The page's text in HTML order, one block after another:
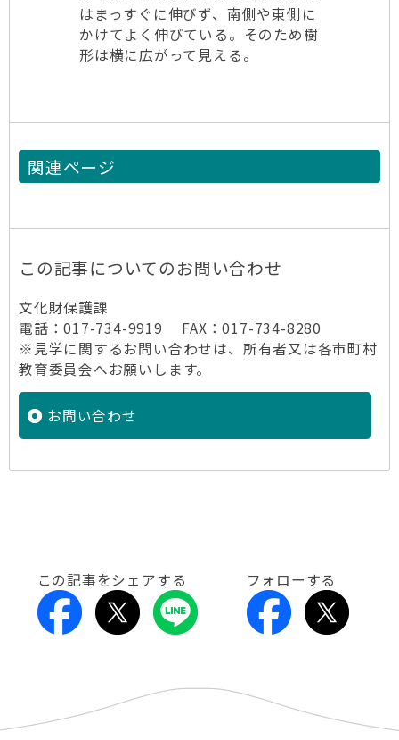
はまっすぐに伸びず、南側や東側に
かけてよく伸びている。そのため樹
形は横に広がって見える。
関連ページ
この記事についてのお問い合わせ
文化財保護課
電話：017-734-9919 FAX：017-734-8280
※見学に関するお問い合わせは、所有者又は各市町村
教育委員会へお願いします。
お問い合わせ
この記事をシェアする フォローする